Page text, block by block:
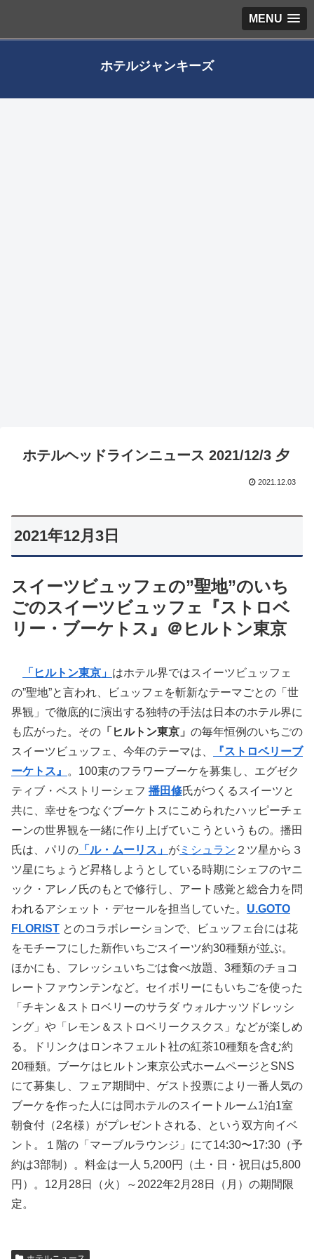
MENU
ホテルジャンキーズ
ホテルヘッドラインニュース 2021/12/3 夕
2021.12.03
2021年12月3日
スイーツビュッフェの”聖地”のいち
ごのスイーツビュッフェ『ストロベ
リー・ブーケトス』＠ヒルトン東京
「ヒルトン東京」 はホテル界ではスイーツビュッフェ
の”聖地”と言われ、ビュッフェを斬新なテーマごとの「世
界観」で徹底的に演出する独特の手法は日本のホテル界に
も広がった。その 「ヒルトン東京」 の毎年恒例のいちごの
スイーツビュッフェ、今年のテーマは、
『ストロベリーブ
ーケトス』
。100束のフラワーブーケを募集し、エグゼク
ティブ・ペストリーシェフ 播田修氏がつくるスイーツと
共に、幸せをつなぐブーケトスにこめられたハッピーチェ
ーンの世界観を一緒に作り上げていこうというもの。播田
氏は、パリの 「ル・ムーリス」 が ミシュラン ２ツ星から３
ツ星にちょうど昇格しようとしている時期にシェフのヤニ
ック・アレノ氏のもとで修行し、アート感覚と総合力を問
われるアシェット・デセールを担当していた。 U.GOTO
FLORIST とのコラボレーションで、ビュッフェ台には花
をモチーフにした新作いちごスイーツ約30種類が並ぶ。
ほかにも、フレッシュいちごは食べ放題、3種類のチョコ
レートファウンテンなど。セイボリーにもいちごを使った
「チキン＆ストロベリーのサラダ ウォルナッツドレッシ
ング」や「レモン＆ストロベリークスクス」などが楽しめ
る。ドリンクはロンネフェルト社の紅茶10種類を含む約
20種類。ブーケはヒルトン東京公式ホームページとSNS
にて募集し、フェア期間中、ゲスト投票により一番人気の
ブーケを作った人には同ホテルのスイートルーム1泊1室
朝食付（2名様）がプレゼントされる、という双方向イベ
ント。１階の「マーブルラウンジ」にて14:30〜17:30（予
約は3部制）。料金は一人 5,200円（土・日・祝日は5,800
円）。12月28日（火）～2022年2月28日（月）の期間限
定。